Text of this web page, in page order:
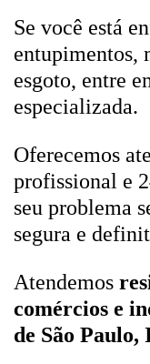
Se você está
entupimentos,
esgoto, entre
especializada.
Oferecemos
profissional e
seu problema
segura e
Atendemos
comércios e
de São